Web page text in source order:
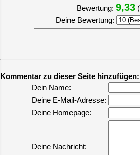
Bewertung: 9,33
Deine Bewertung:
Kommentar zu dieser Seite hinzufügen:
Dein Name:
Deine E-Mail-Adresse:
Deine Homepage:
Deine Nachricht: